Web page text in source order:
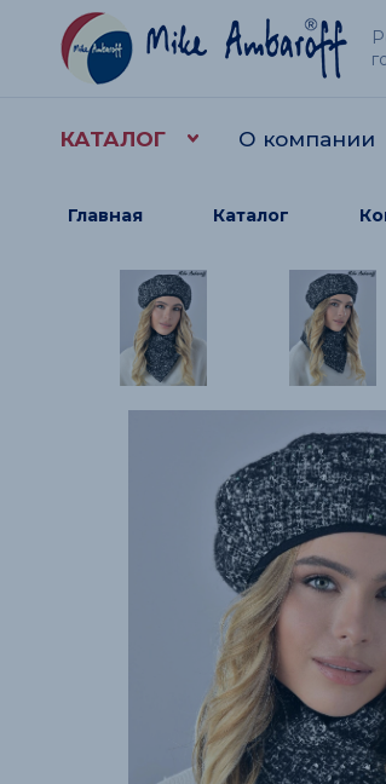
КАТАЛОГ О компании
Главная Каталог